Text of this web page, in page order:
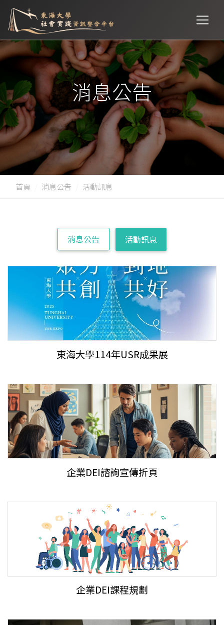
消息公告
首頁 消息公告 活動訊息
消息公告 活動訊息
東海大學114年USR成果展
企業DEI諮詢宣傳折頁
企業DEI課程規劃